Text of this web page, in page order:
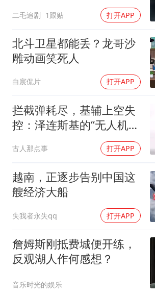
二毛追剧 1跟贴 打开APP
北斗卫星都能丢？龙哥沙
雕动画笑死人
白宸侃片 打开APP
拦截弹耗尽，基辅上空失
控：泽连斯基的“无人机神
话”为何突然没人提了
古人那点事 打开APP
越南，正逐步告别中国这
艘经济大船
失我者永失qq 打开APP
詹姆斯刚抵费城便开练，
反观湖人作何感想？
音乐时光的娱乐